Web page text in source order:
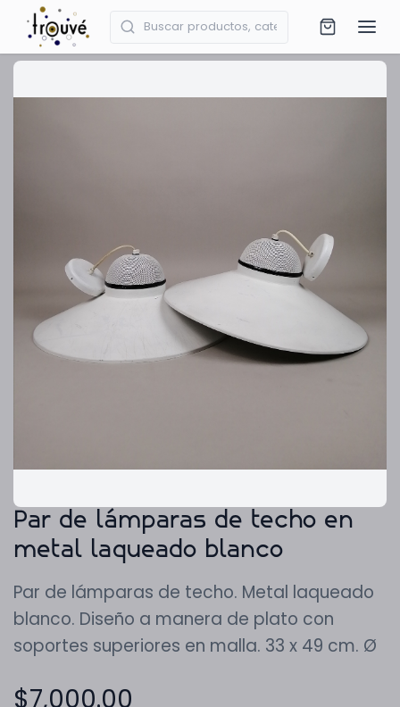
Par de lámparas de techo en
metal laqueado blanco
Par de lámparas de techo. Metal laqueado
blanco. Diseño a manera de plato con
soportes superiores en malla. 33 x 49 cm. Ø
$7,000.00